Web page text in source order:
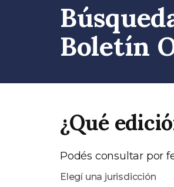
Boletín
¿Qué
Podés consultar por
Elegí una jurisdicción